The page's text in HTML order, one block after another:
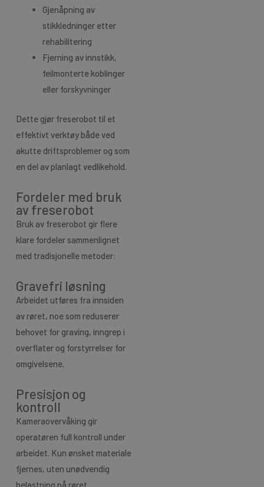
Gjenåpning av
stikkledninger etter
rehabilitering
Fjerning av innstikk,
feilmonterte koblinger
eller forskyvninger
Dette gjør freserobot til et
effektivt verktøy både ved
akutte driftsproblemer og som
en del av planlagt vedlikehold.
Fordeler med bruk
av freserobot
Bruk av freserobot gir flere
klare fordeler sammenlignet
med tradisjonelle metoder:
Gravefri løsning
Arbeidet utføres fra innsiden
av røret, noe som reduserer
behovet for graving, inngrep i
overflater og forstyrrelser for
omgivelsene.
Presisjon og
kontroll
Kameraovervåking gir
operatøren full kontroll under
arbeidet. Kun ønsket materiale
fjernes, uten unødvendig
belastning på røret.